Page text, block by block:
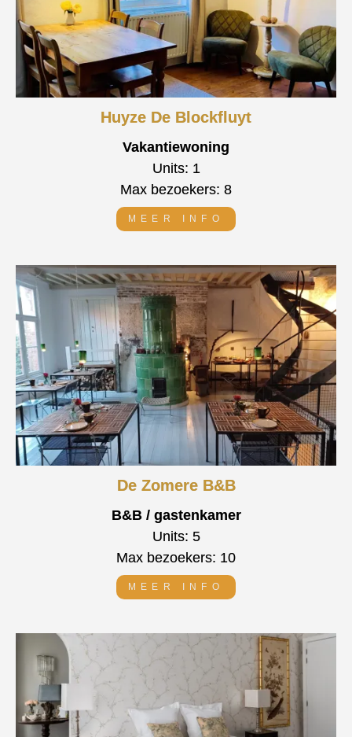
Huyze De Blockfluyt
Vakantiewoning
Units: 1
Max bezoekers: 8
MEER INFO
De Zomere B&B
B&B / gastenkamer
Units: 5
Max bezoekers: 10
MEER INFO